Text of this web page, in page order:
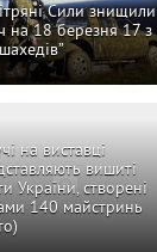
Сили знищили
на 18 березня 17 з
на виставці
вишиті
України, створені
140 майстринь